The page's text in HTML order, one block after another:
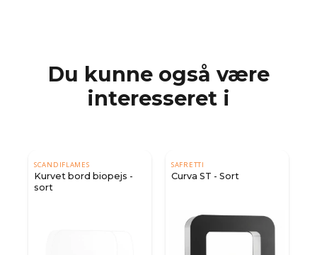
Du kunne også være
interesseret i
SCANDIFLAMES
Kurvet bord biopejs -
sort
SAFRETTI
Curva ST - Sort